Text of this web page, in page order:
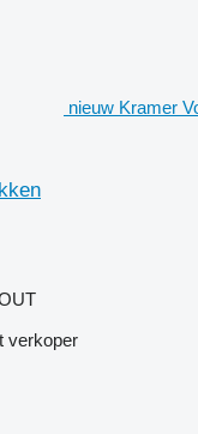
nieuw Kramer
verkoper